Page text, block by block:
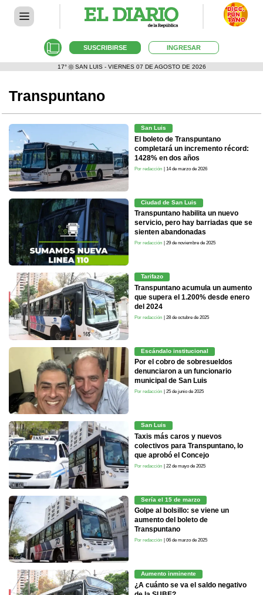
SUSCRIBIRSE INGRESAR
17° SAN LUIS - VIERNES 07 DE AGOSTO DE 2026
Transpuntano
San Luis
El boleto de Transpuntano
completará un incremento récord:
1428% en dos años
Por redacción | 14 de marzo de 2026
Ciudad de San Luis
Transpuntano habilita un nuevo
servicio, pero hay barriadas que se
sienten abandonadas
Por redacción | 29 de noviembre de 2025
Tarifazo
Transpuntano acumula un aumento
que supera el 1.200% desde enero
del 2024
Por redacción | 28 de octubre de 2025
Escándalo institucional
Por el cobro de sobresueldos
denunciaron a un funcionario
municipal de San Luis
Por redacción | 25 de junio de 2025
San Luis
Taxis más caros y nuevos
colectivos para Transpuntano, lo
que aprobó el Concejo
Por redacción | 22 de mayo de 2025
Sería el 15 de marzo
Golpe al bolsillo: se viene un
aumento del boleto de
Transpuntano
Por redacción | 06 de marzo de 2025
Aumento inminente
¿A cuánto se va el saldo negativo